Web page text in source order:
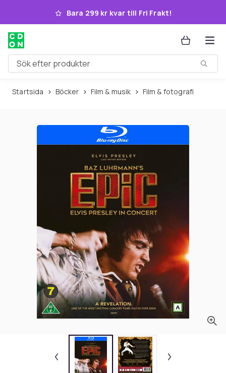
Hoppa till huvudinnehållet
Bara 299 kr kvar till Fri Frakt!
Sök efter produkter
Startsida Böcker Film & musik Film & fotografi